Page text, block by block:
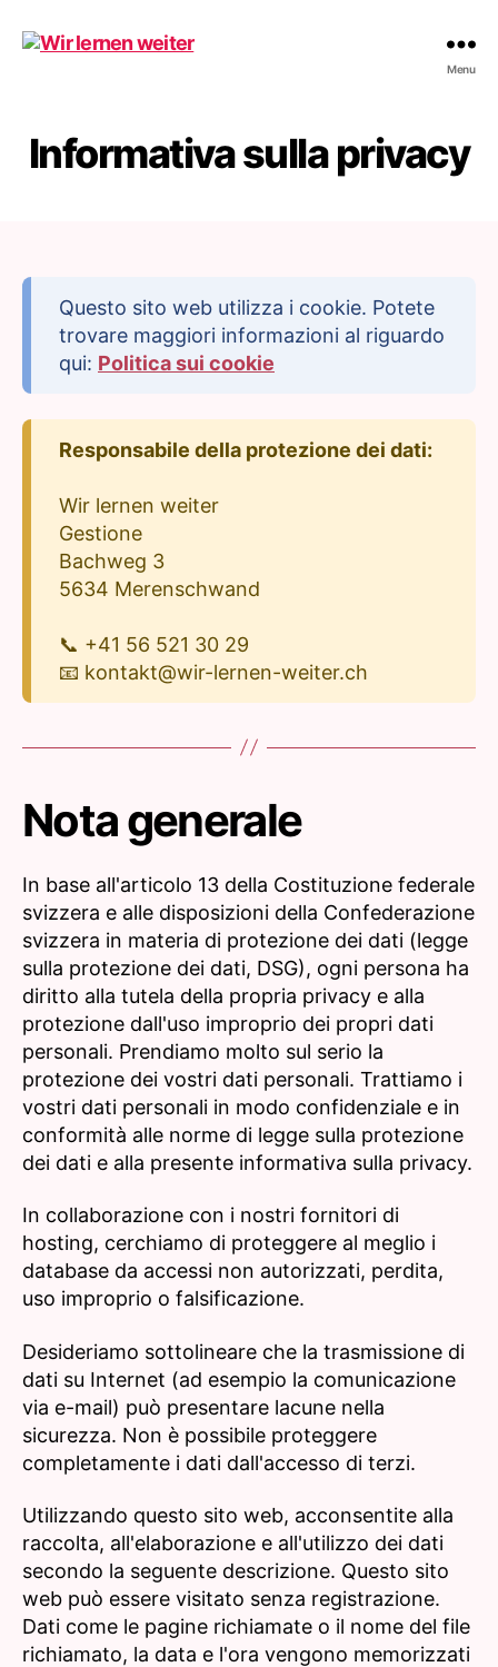
Menu
Informativa sulla privacy
Questo sito web utilizza i cookie. Potete
trovare maggiori informazioni al riguardo
qui: Politica sui cookie
Responsabile della protezione dei dati:
Wir lernen weiter
Gestione
Bachweg 3
5634 Merenschwand
📞 +41 56 521 30 29
📧 kontakt@wir-lernen-weiter.ch
Nota generale
In base all'articolo 13 della Costituzione federale
svizzera e alle disposizioni della Confederazione
svizzera in materia di protezione dei dati (legge
sulla protezione dei dati, DSG), ogni persona ha
diritto alla tutela della propria privacy e alla
protezione dall'uso improprio dei propri dati
personali. Prendiamo molto sul serio la
protezione dei vostri dati personali. Trattiamo i
vostri dati personali in modo confidenziale e in
conformità alle norme di legge sulla protezione
dei dati e alla presente informativa sulla privacy.
In collaborazione con i nostri fornitori di
hosting, cerchiamo di proteggere al meglio i
database da accessi non autorizzati, perdita,
uso improprio o falsificazione.
Desideriamo sottolineare che la trasmissione di
dati su Internet (ad esempio la comunicazione
via e-mail) può presentare lacune nella
sicurezza. Non è possibile proteggere
completamente i dati dall'accesso di terzi.
Utilizzando questo sito web, acconsentite alla
raccolta, all'elaborazione e all'utilizzo dei dati
secondo la seguente descrizione. Questo sito
web può essere visitato senza registrazione.
Dati come le pagine richiamate o il nome del file
richiamato, la data e l'ora vengono memorizzati